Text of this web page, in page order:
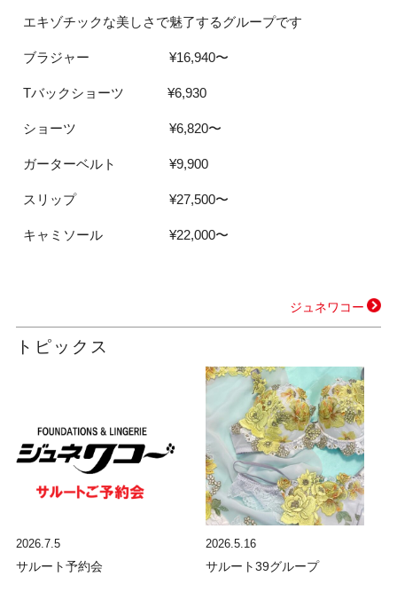
エキゾチックな美しさで魅了するグループです
ブラジャー ¥16,940〜
Tバックショーツ ¥6,930
ショーツ ¥6,820〜
ガーターベルト ¥9,900
スリップ ¥27,500〜
キャミソール ¥22,000〜
ジュネワコー
トピックス
2026.7.5
サルート予約会
2026.5.16
サルート39グループ